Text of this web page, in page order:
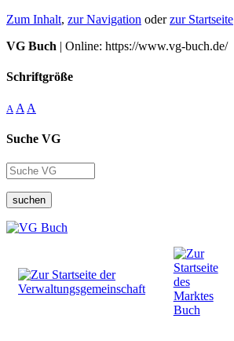
Zum Inhalt, zur Navigation oderzur Startseite
VG Buch | Online: https://www.vg-buch.de/
Schriftgröße
A A A
Suche VG
suchen